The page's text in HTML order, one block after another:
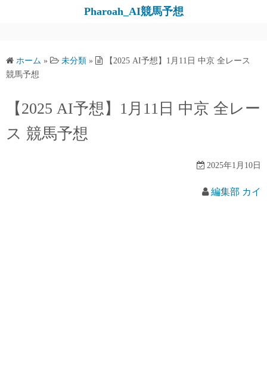
ツ
ッ
Pharoah_AI競馬予想
ホーム » 未分類 »
【2025 AI予想】1月11日 中京 全レース
競馬予想
【2025 AI予想】1月11日 中京 全レー
ス 競馬予想
2025年1月10日
編集部 カイ